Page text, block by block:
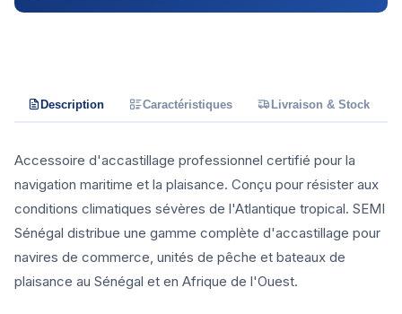
Description Caractéristiques Livraison & Stock
Accessoire d'accastillage professionnel certifié pour la
navigation maritime et la plaisance. Conçu pour résister aux
conditions climatiques sévères de l'Atlantique tropical. SEMI
Sénégal distribue une gamme complète d'accastillage pour
navires de commerce, unités de pêche et bateaux de
plaisance au Sénégal et en Afrique de l'Ouest.